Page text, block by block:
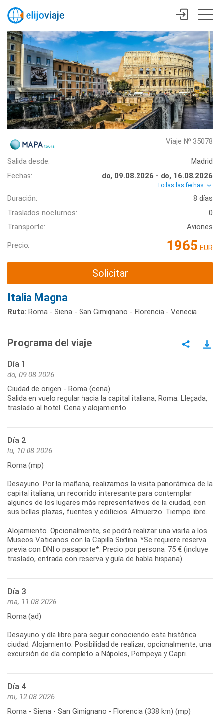
Viaje № 35078
Salida desde:
Madrid
Fechas:
do, 09.08.2026 - do, 16.08.2026
Todas las fechas
Duración:
8 días
Traslados nocturnos:
0
Transporte:
Aviones
Precio: 1965 EUR
Solicitar
Italia Magna
Ruta: Roma - Siena - San Gimignano - Florencia - Venecia
Programa del viaje
Día 1
do, 09.08.2026
Ciudad de origen - Roma (cena)
Salida en vuelo regular hacia la capital italiana, Roma. Llegada,
traslado al hotel. Cena y alojamiento.
Día 2
lu, 10.08.2026
Roma (mp)
Desayuno. Por la mañana, realizamos la visita panorámica de la
capital italiana, un recorrido interesante para contemplar
algunos de los lugares más representativos de la ciudad, con
sus bellas plazas, fuentes y edificios. Almuerzo. Tiempo libre.
Alojamiento. Opcionalmente, se podrá realizar una visita a los
Museos Vaticanos con la Capilla Sixtina. *Se requiere reserva
previa con DNI o pasaporte*. Precio por persona: 75 € (incluye
Día 3
ma, 11.08.2026
Roma (ad)
Desayuno y día libre para seguir conociendo esta histórica
ciudad. Alojamiento. Posibilidad de realizar, opcionalmente, una
Día 4
mi, 12.08.2026
Roma - Siena - San Gimignano - Florencia (338 km) (mp)